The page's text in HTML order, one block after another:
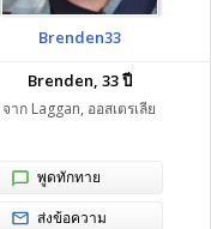
Brenden33
Brenden, 33 ปี
จาก Laggan, ออสเตรเลีย
พูดทักทาย
ส่งข้อความ